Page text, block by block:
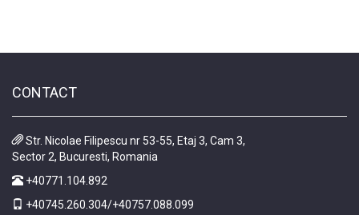
CONTACT
Str. Nicolae Filipescu nr 53-55, Etaj 3, Cam 3,
Sector 2, Bucuresti, Romania
+40771.104.892
+40745.260.304/+40757.088.099